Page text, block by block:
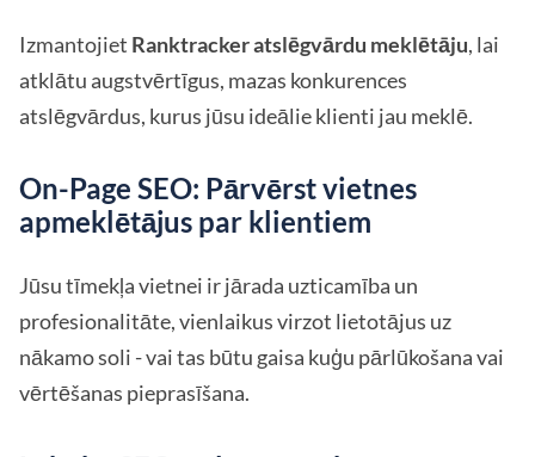
Izmantojiet Ranktracker atslēgvārdu meklētāju, lai
atklātu augstvērtīgus, mazas konkurences
atslēgvārdus, kurus jūsu ideālie klienti jau meklē.
On-Page SEO: Pārvērst vietnes
apmeklētājus par klientiem
Jūsu tīmekļa vietnei ir jārada uzticamība un
profesionalitāte, vienlaikus virzot lietotājus uz
nākamo soli - vai tas būtu gaisa kuģu pārlūkošana vai
vērtēšanas pieprasīšana.